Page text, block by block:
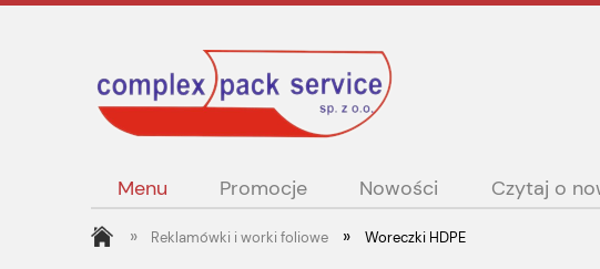
Menu Promocje Nowości Czytaj o
» Reklamówki i worki foliowe » Woreczki HDPE